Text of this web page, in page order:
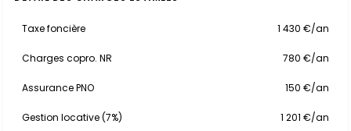
Taxe foncière 1 430 €/an
Charges copro. NR 780 €/an
Assurance PNO 150 €/an
Gestion locative (7%) 1 201 €/an